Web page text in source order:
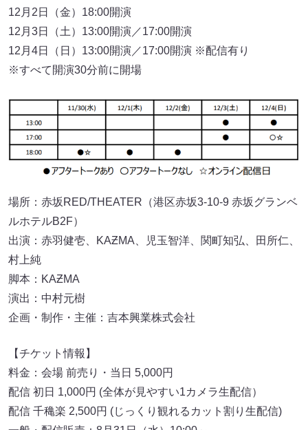
12月2日（金）18:00開演
12月3日（土）13:00開演／17:00開演
12月4日（日）13:00開演／17:00開演 ※配信有り
※すべて開演30分前に開場
場所：赤坂RED/THEATER（港区赤坂3-10-9 赤坂グランベ
ルホテルB2F）
出演：赤羽健壱、KAƵMA、児玉智洋、関町知弘、田所仁、
村上純
脚本：KAƵMA
演出：中村元樹
企画・制作・主催：吉本興業株式会社
【チケット情報】
料金：会場 前売り・当日 5,000円
配信 初日 1,000円 (全体が見やすい1カメラ生配信）
配信 千穐楽 2,500円 (じっくり観れるカット割り生配信)